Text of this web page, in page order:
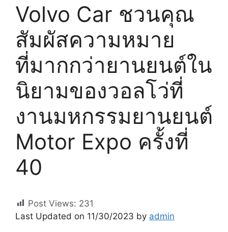
Volvo Car ชวนคุณ
สัมผัสความหมาย
ที่มากกว่ายานยนต์ใน
นิยามของวอลโว่ที่
งานมหกรรมยานยนต์
Motor Expo ครั้งที่
40
Post Views: 231
Last Updated on 11/30/2023 by admin